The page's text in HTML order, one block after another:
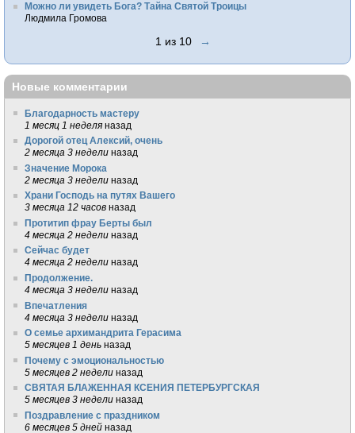
Можно ли увидеть Бога? Тайна Святой Троицы
Людмила Громова
1 из 10 →
Новые комментарии
Благодарность мастеру
1 месяц 1 неделя назад
Дорогой отец Алексий, очень
2 месяца 3 недели назад
Значение Морока
2 месяца 3 недели назад
Храни Господь на путях Вашего
3 месяца 12 часов назад
Протитип фрау Берты был
4 месяца 2 недели назад
Сейчас будет
4 месяца 2 недели назад
Продолжение.
4 месяца 3 недели назад
Впечатления
4 месяца 3 недели назад
О семье архимандрита Герасима
5 месяцев 1 день назад
Почему с эмоциональностью
5 месяцев 2 недели назад
СВЯТАЯ БЛАЖЕННАЯ КСЕНИЯ ПЕТЕРБУРГСКАЯ
5 месяцев 3 недели назад
Поздравление с праздником
6 месяцев 5 дней назад